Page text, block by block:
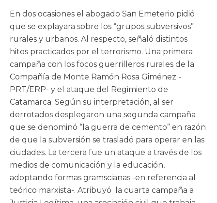
En dos ocasiones el abogado San Emeterio pidió
que se explayara sobre los “grupos subversivos”
rurales y urbanos. Al respecto, señaló distintos
hitos practicados por el terrorismo. Una primera
campaña con los focos guerrilleros rurales de la
Compañía de Monte Ramón Rosa Giménez -
PRT/ERP- y el ataque del Regimiento de
Catamarca. Según su interpretación, al ser
derrotados desplegaron una segunda campaña
que se denominó “la guerra de cemento” en razón
de que la subversión se trasladó para operar en las
ciudades. La tercera fue un ataque a través de los
medios de comunicación y la educación,
adoptando formas gramscianas -en referencia al
teórico marxista-. Atribuyó la cuarta campaña a